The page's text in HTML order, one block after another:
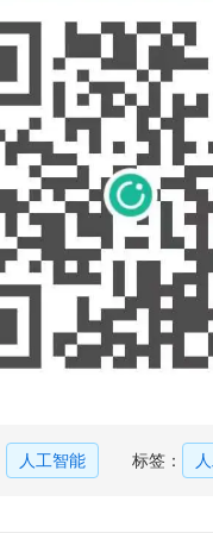
人工智能 标签：